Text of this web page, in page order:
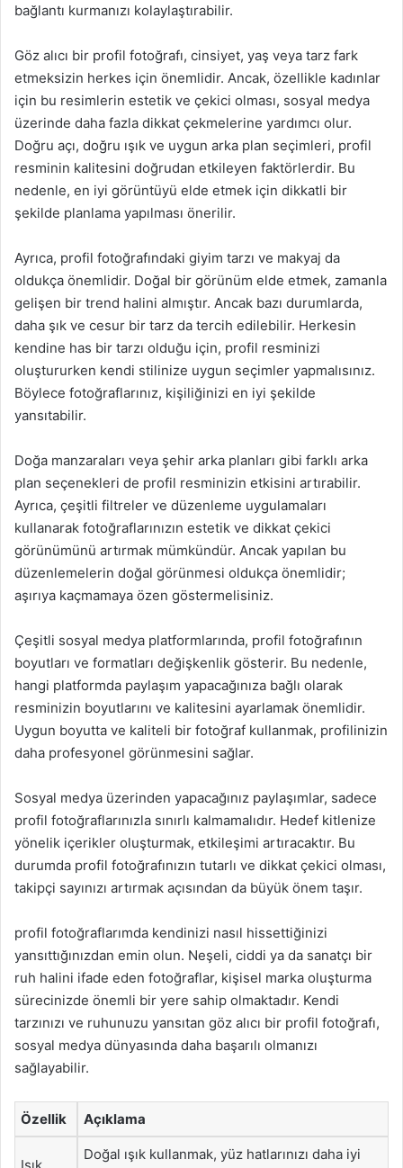
bağlantı kurmanızı kolaylaştırabilir.
Göz alıcı bir profil fotoğrafı, cinsiyet, yaş veya tarz fark
etmeksizin herkes için önemlidir. Ancak, özellikle kadınlar
için bu resimlerin estetik ve çekici olması, sosyal medya
üzerinde daha fazla dikkat çekmelerine yardımcı olur.
Doğru açı, doğru ışık ve uygun arka plan seçimleri, profil
resminin kalitesini doğrudan etkileyen faktörlerdir. Bu
nedenle, en iyi görüntüyü elde etmek için dikkatli bir
şekilde planlama yapılması önerilir.
Ayrıca, profil fotoğrafındaki giyim tarzı ve makyaj da
oldukça önemlidir. Doğal bir görünüm elde etmek, zamanla
gelişen bir trend halini almıştır. Ancak bazı durumlarda,
daha şık ve cesur bir tarz da tercih edilebilir. Herkesin
kendine has bir tarzı olduğu için, profil resminizi
oluştururken kendi stilinize uygun seçimler yapmalısınız.
Böylece fotoğraflarınız, kişiliğinizi en iyi şekilde
yansıtabilir.
Doğa manzaraları veya şehir arka planları gibi farklı arka
plan seçenekleri de profil resminizin etkisini artırabilir.
Ayrıca, çeşitli filtreler ve düzenleme uygulamaları
kullanarak fotoğraflarınızın estetik ve dikkat çekici
görünümünü artırmak mümkündür. Ancak yapılan bu
düzenlemelerin doğal görünmesi oldukça önemlidir;
aşırıya kaçmamaya özen göstermelisiniz.
Çeşitli sosyal medya platformlarında, profil fotoğrafının
boyutları ve formatları değişkenlik gösterir. Bu nedenle,
hangi platformda paylaşım yapacağınıza bağlı olarak
resminizin boyutlarını ve kalitesini ayarlamak önemlidir.
Uygun boyutta ve kaliteli bir fotoğraf kullanmak, profilinizin
daha profesyonel görünmesini sağlar.
Sosyal medya üzerinden yapacağınız paylaşımlar, sadece
profil fotoğraflarınızla sınırlı kalmamalıdır. Hedef kitlenize
yönelik içerikler oluşturmak, etkileşimi artıracaktır. Bu
durumda profil fotoğrafınızın tutarlı ve dikkat çekici olması,
takipçi sayınızı artırmak açısından da büyük önem taşır.
profil fotoğraflarımda kendinizi nasıl hissettiğinizi
yansıttığınızdan emin olun. Neşeli, ciddi ya da sanatçı bir
ruh halini ifade eden fotoğraflar, kişisel marka oluşturma
sürecinizde önemli bir yere sahip olmaktadır. Kendi
tarzınızı ve ruhunuzu yansıtan göz alıcı bir profil fotoğrafı,
sosyal medya dünyasında daha başarılı olmanızı
sağlayabilir.
Özellik Açıklama
Doğal ışık kullanmak, yüz hatlarınızı daha iyi